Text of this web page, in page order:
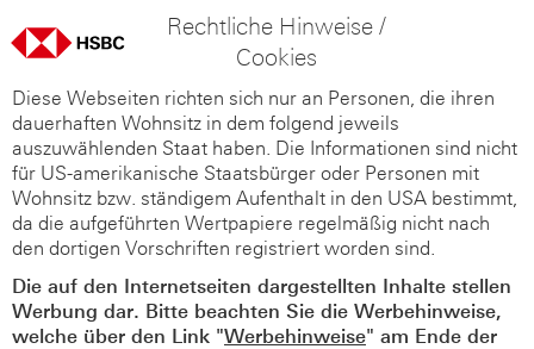
Rechtliche Hinweise /
Cookies
Diese Webseiten richten sich nur an Personen, die ihren
dauerhaften Wohnsitz in dem folgend jeweils
auszuwählenden Staat haben. Die Informationen sind nicht
für US-amerikanische Staatsbürger oder Personen mit
Wohnsitz bzw. ständigem Aufenthalt in den USA bestimmt,
da die aufgeführten Wertpapiere regelmäßig nicht nach
den dortigen Vorschriften registriert worden sind.
Die auf den Internetseiten dargestellten Inhalte stellen
Werbung dar. Bitte beachten Sie die Werbehinweise,
welche über den Link "Werbehinweise" am Ende der